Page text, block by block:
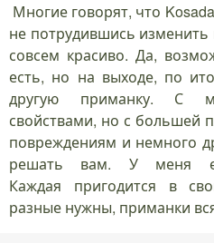
Многие говорят, что
не потрудившись изменить
совсем красиво. Да,
есть, но на выходе, по
другую приманку. С
свойствами, но с большей
повреждениям и немного
решать вам. У меня
Каждая пригодится в
разные нужны, приманки